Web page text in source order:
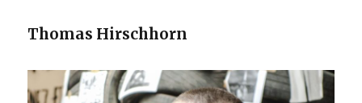
Thomas Hirschhorn